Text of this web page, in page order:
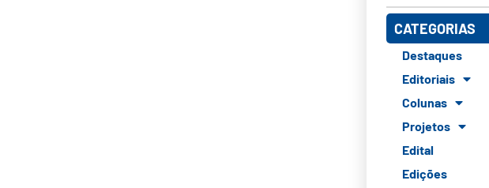
CATEGORIAS
Destaques
Editoriais
Colunas
Projetos
Edital
Edições